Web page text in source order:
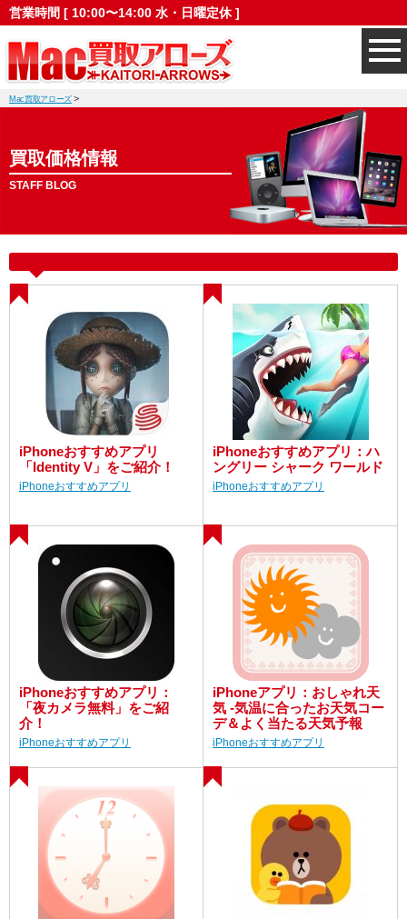
営業時間 [ 10:00〜14:00 水・日曜定休 ]
Mac買取アローズ >
買取価格情報
STAFF BLOG
iPhoneおすすめアプリ
「Identity V」をご紹介！
iPhoneおすすめアプリ
iPhoneおすすめアプリ：ハ
ングリー シャーク ワールド
iPhoneおすすめアプリ
iPhoneおすすめアプリ：
「夜カメラ無料」をご紹
介！
iPhoneおすすめアプリ
iPhoneアプリ：おしゃれ天
気 -気温に合ったお天気コー
デ＆よく当たる天気予報
iPhoneおすすめアプリ